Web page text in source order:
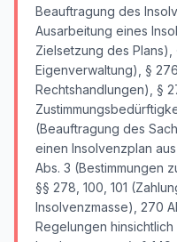
Beauftragung des
Ausarbeitung eines
Zielsetzung des
Eigenverwaltung), §
Rechtshandlungen), §
(Beauftragung des
einen Insolvenzplan
Abs. 3 (Bestimmungen
§§ 278, 100, 101
Insolvenzmasse), 270
Regelungen